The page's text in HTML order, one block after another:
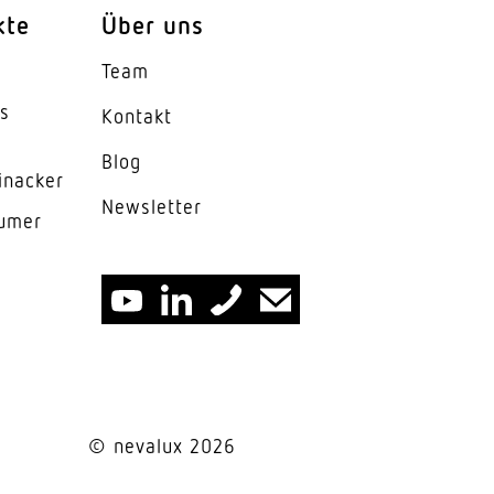
Über uns
Team
Kontakt
Blog
News­letter
© nevalux 2026